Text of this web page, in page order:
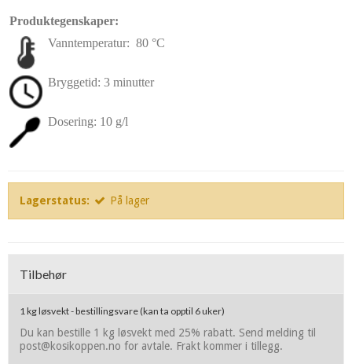
Produktegenskaper:
Vanntemperatur: 80 °C
Bryggetid: 3 minutter
Dosering: 10 g/l
Lagerstatus: På lager
Tilbehør
1 kg løsvekt - bestillingsvare (kan ta opptil 6 uker)
Du kan bestille 1 kg løsvekt med 25% rabatt. Send melding til
post@kosikoppen.no for avtale. Frakt kommer i tillegg.